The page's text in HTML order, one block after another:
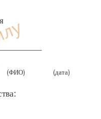
(ФИО) (дата)